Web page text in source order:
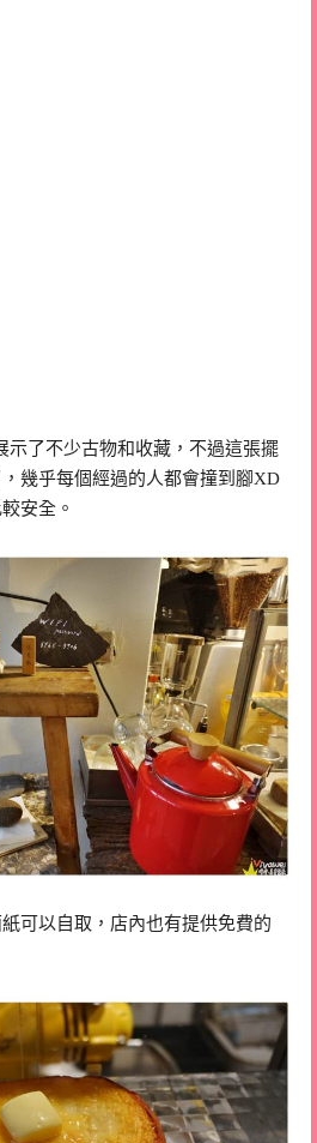
示了不少古物和收藏，不過這張擺
幾乎每個經過的人都會撞到腳XD
安全。
可以自取，店內也有提供免費的